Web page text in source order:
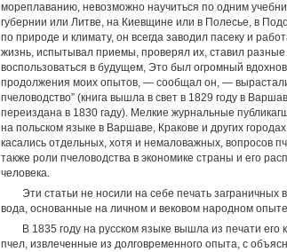
мореплаванию, невозможно научиться по одним
губернии или Литве, на Киевщине или в Полесье, в
по природе и климату, он всегда заводил па­секу и
жизнь, испытывал приемы, проверял их, ставил
воспользоваться в будущем, Это был огромный
продолжения моих опытов, — сообщал он, —
пчеловодство” (книга вышла в свет в 1829 году в
переиздана в 1830 гаду). Мелкие журнальные
на польском языке в Варшаве, Кракове и других
касались отдельных, хотя и немаловажных, вопросов
также роли пчеловодства в экономике страны и его
человека.
Эти статьи не носили на себе печать
вода, основанные на личном и вековом народном
В 1835 году на русском языке вышла из печати
пчел, извлеченные из долговременного опыта, с